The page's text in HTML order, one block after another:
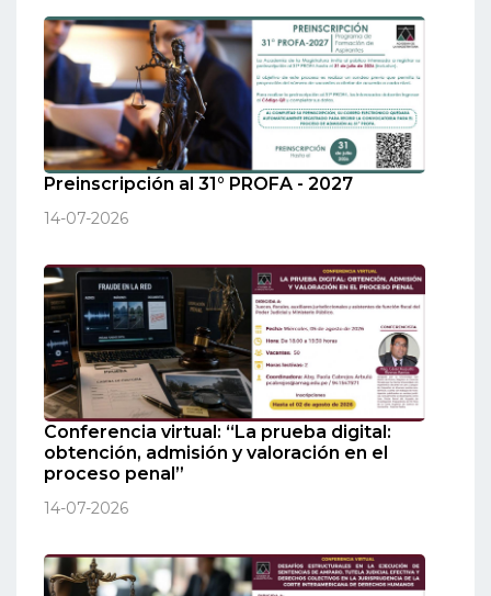
Preinscripción al 31° PROFA - 2027
14-07-2026
Conferencia virtual: “La prueba digital:
obtención, admisión y valoración en el
proceso penal”
14-07-2026